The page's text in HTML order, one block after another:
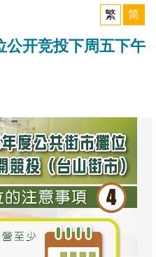
繁
简
公开竞投下周五下午